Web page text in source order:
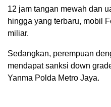
12 jam tangan mewah dan
hingga yang terbaru, mobil
miliar.
Sedangkan, perempuan
mendapat sanksi down
Yanma Polda Metro Jaya.